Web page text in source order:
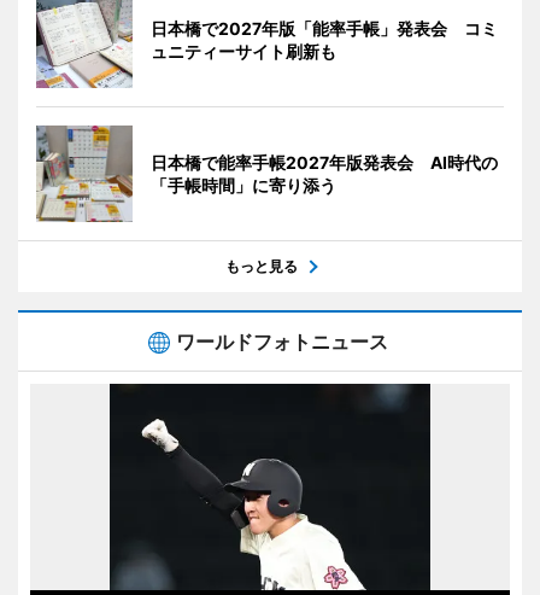
日本橋で2027年版「能率手帳」発表会 コミ
ュニティーサイト刷新も
日本橋で能率手帳2027年版発表会 AI時代の
「手帳時間」に寄り添う
もっと見る
ワールドフォトニュース